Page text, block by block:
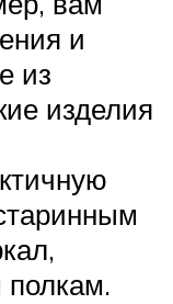
и
из
изделия
полкам.